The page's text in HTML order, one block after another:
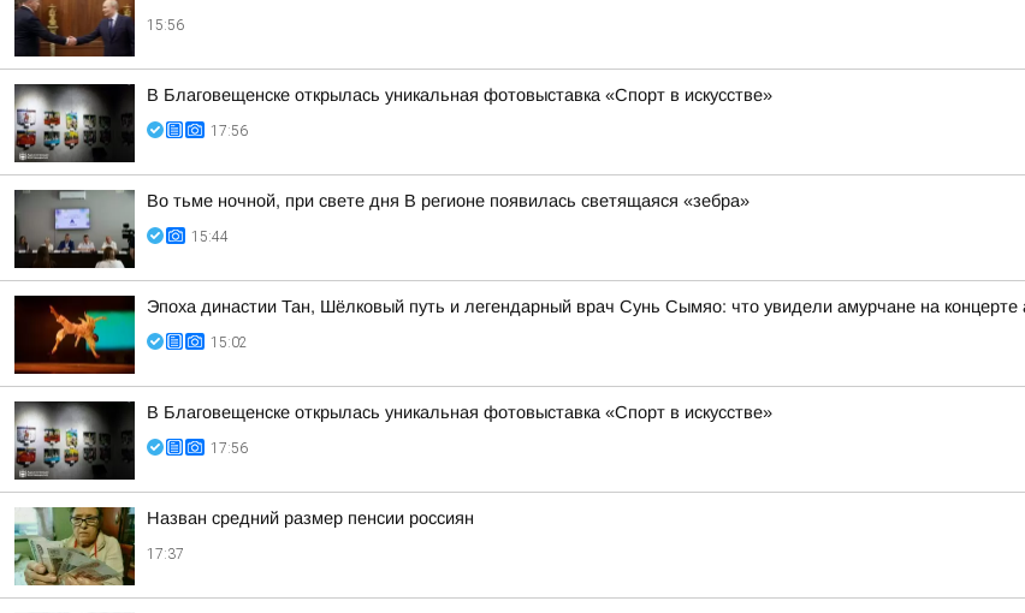
15:56
В Благовещенске открылась уникальная фотовыставка «Спорт в искусстве»
17:56
Во тьме ночной, при свете дня В регионе появилась светящаяся «зебра»
15:44
Эпоха династии Тан, Шёлковый путь и легендарный врач Сунь Сымяо: что увидели амурчане на концерте
15:02
В Благовещенске открылась уникальная фотовыставка «Спорт в искусстве»
17:56
Назван средний размер пенсии россиян
17:37